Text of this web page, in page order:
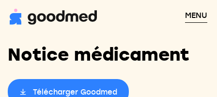
MENU
Notice médicament
Télécharger Goodmed